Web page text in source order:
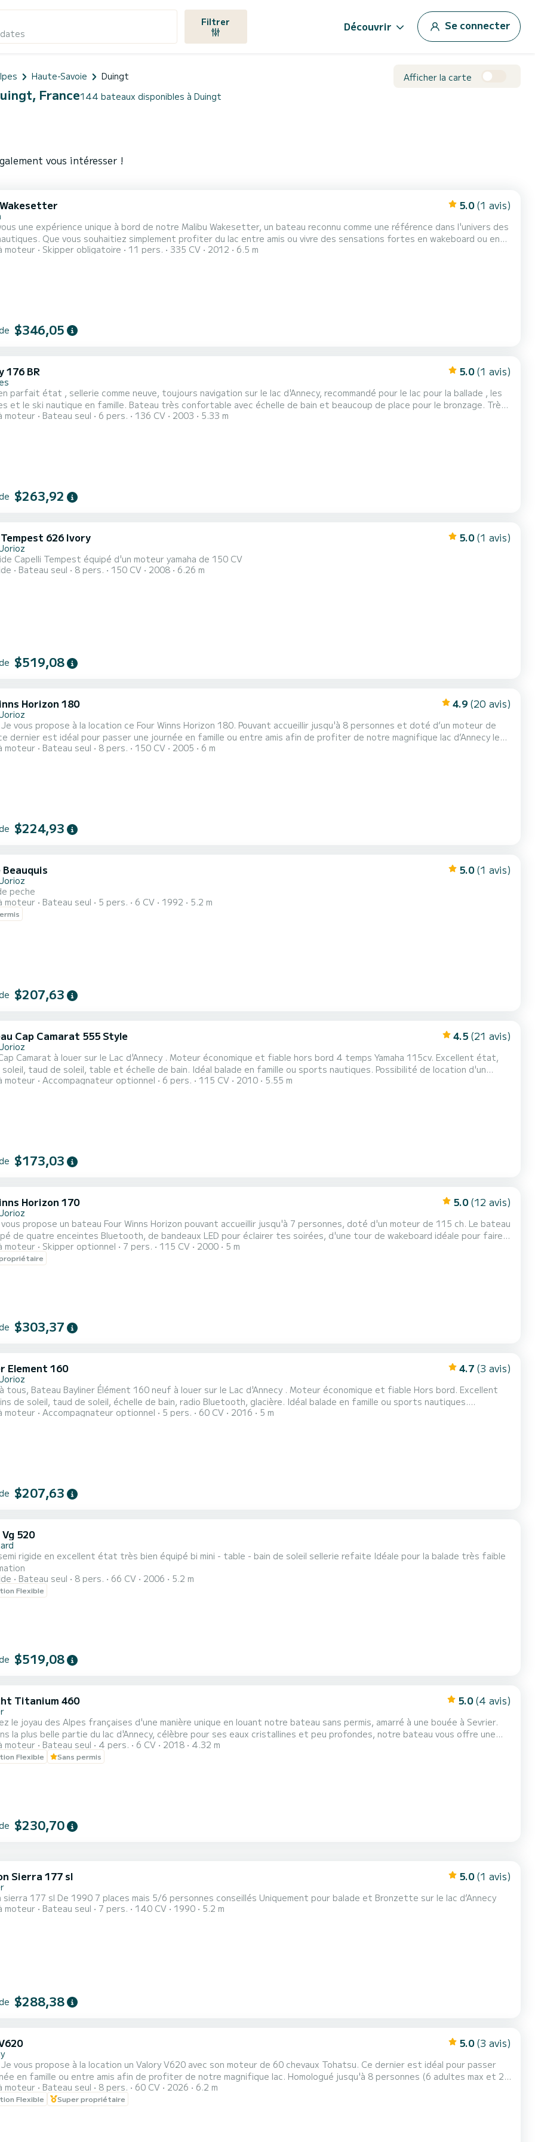
Filtrer Découvrir Se connecter
Haute-Savoie Duingt Afficher la carte
France144 bateaux disponibles à Duingt
vous intéresser !
5.0 (1 avis)
une expérience unique à bord de notre Malibu Wakesetter, un bateau reconnu comme une référence dans l'univers des
Que vous souhaitiez simplement profiter du lac entre amis ou vivre des sensations fortes en wakeboard ou en
saura répondre à toutes vos attentes. Confort avant tout Pouvant accueillir jusqu'à 12 personnes, le bateau
moteur Skipper obligatoire 11 pers. 335 CV 2012 6.5 m
$346,05
176 BR 5.0 (1 avis)
parfait état , sellerie comme neuve, toujours navigation sur le lac d'Annecy, recommandé pour le lac pour la ballade , les
famille. Bateau très confortable avec échelle de bain et beaucoup de place pour le bronzage. Très
loueur de pédalos. Emplacement très facile à
moteur Bateau seul 6 pers. 136 CV 2003 5.33 m
$263,92
626 Ivory 5.0 (1 avis)
Capelli Tempest équipé d'un moteur yamaha de 150 CV
Bateau seul 8 pers. 150 CV 2008 6.26 m
$519,08
Horizon 180 4.9 (20 avis)
dernier est idéal pour passer une journée en famille ou entre amis afin de profiter de notre magnifique lac d’Annecy le
d’une journée ou d’une soirée. Le bateau est équipé d'une tour de Wakeboard et d'un taud de soleil
moteur Bateau seul 8 pers. 150 CV 2005 6 m
$224,93
5.0 (1 avis)
peche
moteur
Bateau seul 5 pers. 6 CV 1992 5.2 m
$207,63
Cap Camarat 555 Style 4.5 (21 avis)
économique et fiable hors bord 4 temps Yamaha 115cv. Excellent état,
soleil, table et échelle de bain. Idéal balade en famille ou sports nautiques. Possibilité de location d'un
d'un skipper. Le bateau est amarré à Sévrier, stationnement facile et gratuit à coté
moteur Accompagnateur optionnel 6 pers. 115 CV 2010 5.55 m
$173,03
Horizon 170 5.0 (12 avis)
propose un bateau Four Winns Horizon pouvant accueillir jusqu'à 7 personnes, doté d'un moteur de 115 ch. Le bateau
de quatre enceintes Bluetooth, de bandeaux LED pour éclairer tes soirées, d'une tour de wakeboard idéale pour faire
du ski nautique, aller à la pêche ou chiller sur le lac entre amis avec l'apéro devant un magnifique coucher de soleil sur
moteur Skipper optionnel 7 pers. 115 CV 2000 5 m
$303,37
Element 160 4.7 (3 avis)
. Moteur économique et fiable Hors bord. Excellent
soleil, taud de soleil, échelle de bain, radio Bluetooth, glacière. Idéal balade en famille ou sports nautiques.
d'un wakeboard , skis, wakeskate en sus. Possibilité d'un skipper. Le bateau est amarré à TALLOIRES
moteur Accompagnateur optionnel 5 pers. 60 CV 2016 5 m
$207,63
520
état très bien équipé bi mini - table - bain de soleil sellerie refaite Idéale pour la balade très faible
Bateau seul 8 pers. 66 CV 2006 5.2 m
Flexible
$519,08
Titanium 460 5.0 (4 avis)
le joyau des Alpes françaises d'une manière unique en louant notre bateau sans permis, amarré à une bouée à Sevrier.
la plus belle partie du lac d'Annecy, célèbre pour ses eaux cristallines et peu profondes, notre bateau vous offre une
inoubliable. Que vous soyez en famille, entre amis ou en couple, notre bateau est idéal pour explorer les recoins
du lac, vous baigner dans ses eaux turquoise et profiter du paysage époustouflant des montagnes environn...
moteur Bateau seul 4 pers. 6 CV 2018 4.32 m
Flexible Sans permis
$230,70
Sierra 177 sl 5.0 (1 avis)
Glastron sierra 177 sl De 1990 7 places mais 5/6 personnes conseillés Uniquement pour balade et Bronzette sur le lac d’Annecy
moteur
Bateau seul 7 pers. 140 CV 1990 5.2 m
$288,38
5.0 (3 avis)
famille ou entre amis afin de profiter de notre magnifique lac. Homologué jusqu'à 8 personnes (6 adultes max et 2
amovible, échelle de bain, poste Bluetooth, taud de soleil, bain de soleil… Gilets de sauvetage adultes et enfants à
moteur Bateau seul 8 pers. 60 CV 2026 6.2 m
Flexible Super propriétaire